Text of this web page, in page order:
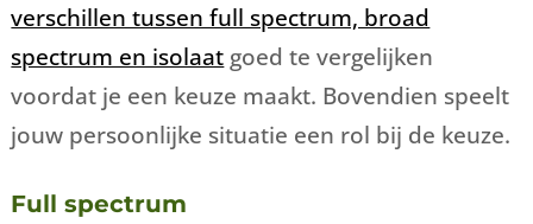
verschillen tussen full spectrum, broad
spectrum en isolaat goed te vergelijken
voordat je een keuze maakt. Bovendien speelt
jouw persoonlijke situatie een rol bij de keuze.
Full spectrum